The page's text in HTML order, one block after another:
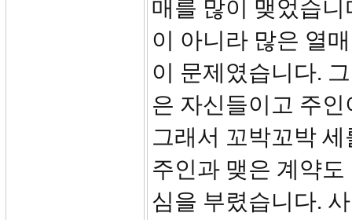
매를 많이 맺었습
이 아니라 많은 열
이 문제였습니다.
은 자신들이고 주
그래서 꼬박꼬박
주인과 맺은 계약
심을 부렸습니다.